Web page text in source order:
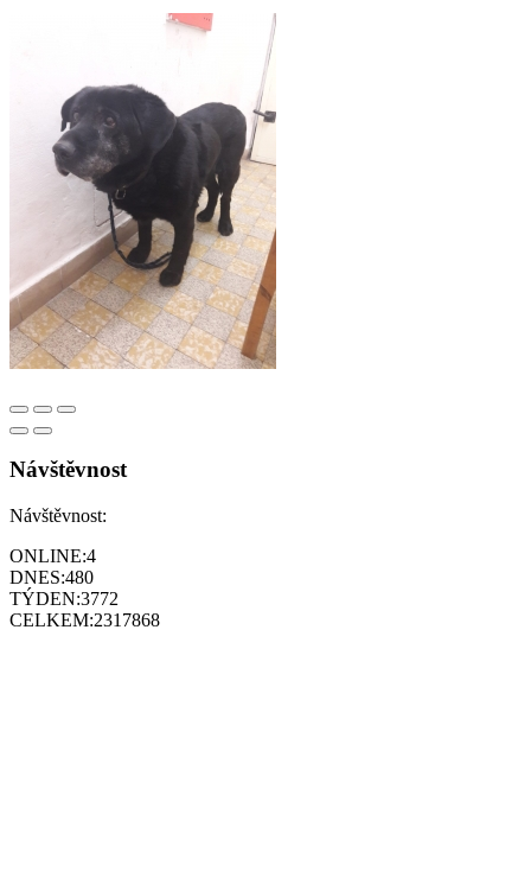
Návštěvnost
Návštěvnost:
ONLINE:4
DNES:480
TÝDEN:3772
CELKEM:2317868